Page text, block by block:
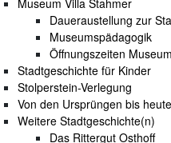
Museum Villa Stahmer
Daueraustellung zur
Museumspädagogik
Öffnungszeiten Museum
Stadtgeschichte für Kinder
Stolperstein-Verlegung
Von den Ursprüngen bis heute
Weitere Stadtgeschichte(n)
Das Rittergut Osthoff